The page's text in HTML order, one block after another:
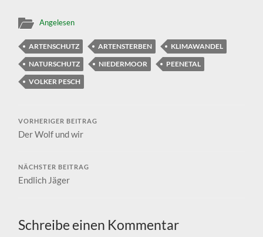
Angelesen
ARTENSCHUTZ ARTENSTERBEN
KLIMAWANDEL
NATURSCHUTZ
NIEDERMOOR
PEENETAL
VOLKER PESCH
VORHERIGER BEITRAG
Der Wolf und wir
NÄCHSTER BEITRAG
Endlich Jäger
Schreibe einen Kommentar